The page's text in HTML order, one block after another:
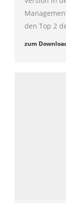
den Top 2
zum